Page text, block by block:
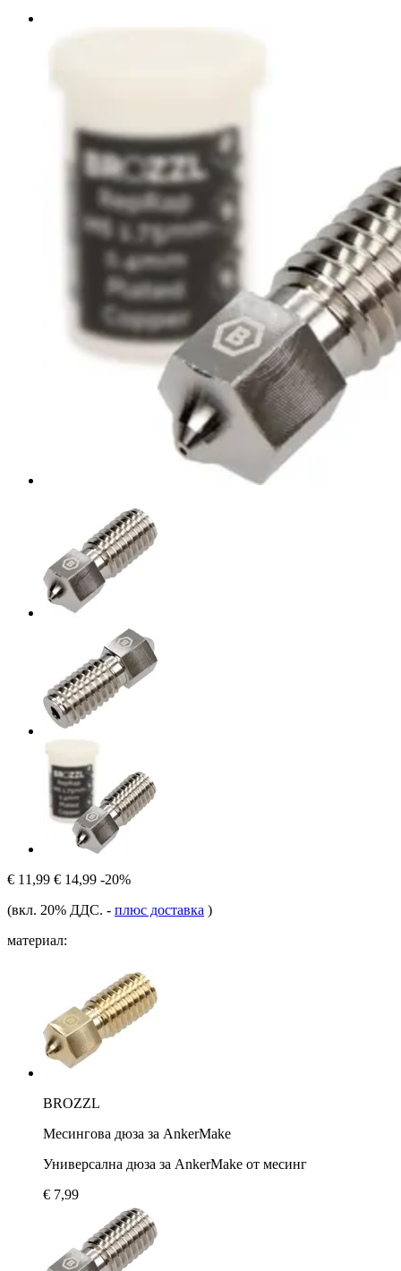
€ 11,99 € 14,99 -20%
(вкл. 20% ДДС. - плюс доставка )
материал:
BROZZL
Месингова дюза за AnkerMake
Универсална дюза за AnkerMake от месинг
€ 7,99